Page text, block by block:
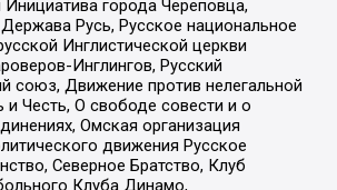
города Череповца,
Русь, Русское национальное
Инглистической церкви
Инглингов, Русский
союз, Движение против нелегальной
и Честь, О свободе совести и о
Омская организация
движения Русское
Северное Братство, Клуб
Клуба Динамо,